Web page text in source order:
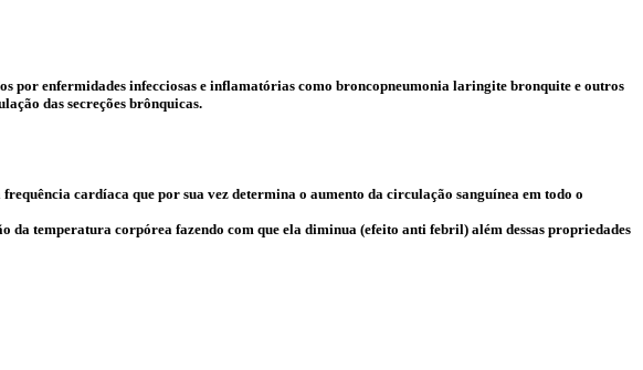
por enfermidades infecciosas e inflamatórias como broncopneumonia laringite bronquite e outros
das secreções brônquicas.
cardíaca que por sua vez determina o aumento da circulação sanguínea em todo o
da temperatura corpórea fazendo com que ela diminua (efeito anti febril) além dessas propriedades